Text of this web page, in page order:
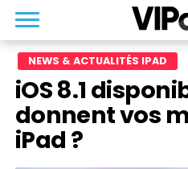
NEWS & ACTUALITÉS IPAD
iOS 8.1
donnent vos
iPad ?